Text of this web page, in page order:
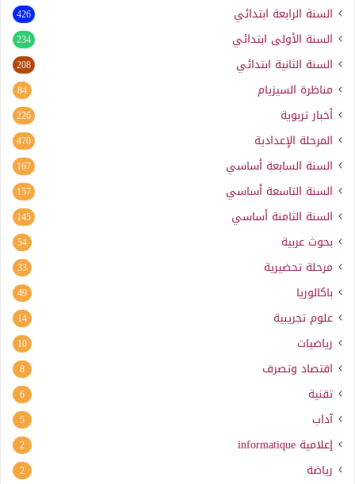
السنة الرابعة ابتدائي 426
السنة الأولى ابتدائي 234
السنة الثانية ابتدائي 208
مناظرة السيزيام 84
أخبار تربوية 226
المرحلة الإعدادية 470
السنة السابعة أساسي 167
السنة التاسعة أساسي 157
السنة الثامنة أساسي 145
بحوث عربية 54
مرحلة تحضيرية 33
باكالوريا 49
علوم تجريبية 14
رياضيات 10
اقتصاد وتصرف 8
تقنية 6
آداب 5
إعلامية informatique
2
رياضة 2